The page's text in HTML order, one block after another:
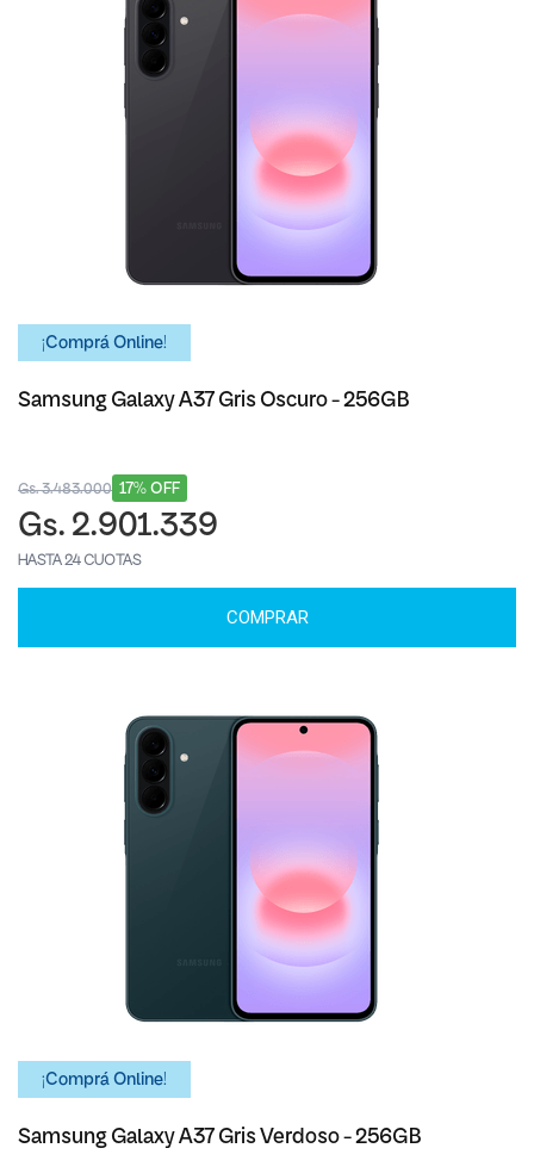
¡Comprá Online!
Samsung Galaxy A37 Gris Oscuro - 256GB
17% OFF
Gs. 3.483.000
Gs. 2.901.339
HASTA 24 CUOTAS
COMPRAR
¡Comprá Online!
Samsung Galaxy A37 Gris Verdoso - 256GB